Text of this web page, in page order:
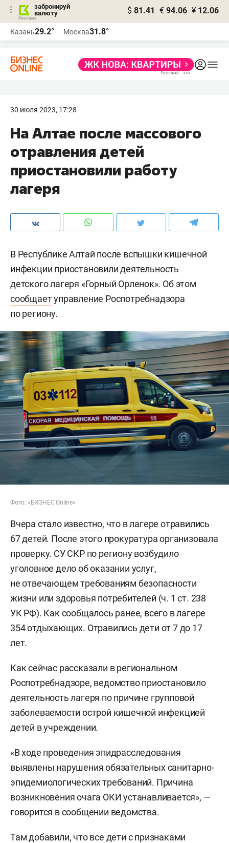
забронируй
валюту
$ 81.41 € 94.06 ¥ 12.06
Казань29.2° Москва31.8°
30 июля 2023, 17:28
На Алтае после массового
отравления детей
приостановили работу
лагеря
В Республике Алтай после вспышки кишечной
инфекции приостановили деятельность
детского лагеря «Горный Орленок». Об этом
сообщаетуправление Роспотребнадзора
по региону.
Фото: «БИЗНЕС Online»
Вчера стало известно, что в лагере отравились
67 детей. После этого прокуратура организовала
проверку. СУ СКР по региону возбудило
уголовное дело об оказании услуг,
не отвечающем требованиям безопасности
жизни или здоровья потребителей (ч. 1 ст. 238
УК РФ). Как сообщалось ранее, всего в лагере
354 отдыхающих. Отравились дети от 7 до 17
лет.
Как сейчас рассказали в региональном
Роспотребнадзоре, ведомство приостановило
деятельность лагеря по причине групповой
заболеваемости острой кишечной инфекцией
детей в учреждении.
«В ходе проведения эпидрасследования
выявлены нарушения обязательных санитарно-
эпидемиологических требований. Причина
возникновения очага ОКИ устанавливается», —
говорится в сообщении ведомства.
Там добавили, что все дети с признаками